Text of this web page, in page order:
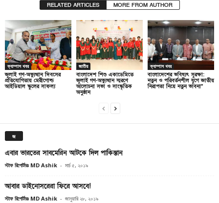
RELATED ARTICLES MORE FROM AUTHOR
ক্যাম্পাস খবর
জুলাই গণ-অভ্যুত্থান দিবসের
প্রতিযোগিতায় মেরীগোল্ড
আইডিয়াল স্কুলের সাফল্য
জাতীয়
বাংলাদেশ শিশু একাডেমিতে
জুলাই গণ-অভ্যুত্থান স্মরণে
আলোচনা সভা ও সাংস্কৃতিক
অনুষ্ঠান
ক্যাম্পাস খবর
বাংলাদেশের ভবিষ্যৎ সুরক্ষা:
নতুন ও পরিবর্তনশীল যুগে জাতীয়
নিরাপত্তা নিয়ে নতুন ভাবনা”
জ
এবার ভারতের সাবমেরিন আটকে দিল পাকিস্তান
স্টাফ রিপোর্টারঃ MD Ashik - মার্চ ৫, ২০১৯
আবার ডাইনোসরেরা ফিরে আসবে!
স্টাফ রিপোর্টারঃ MD Ashik - জানুয়ারি ২৮, ২০১৯